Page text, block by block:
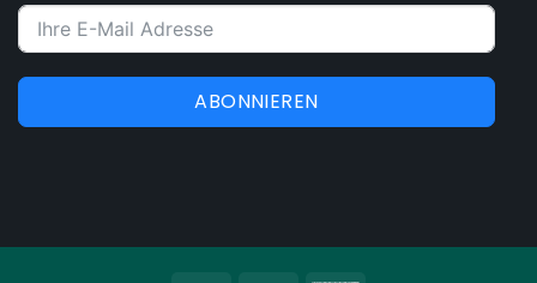
ABONNIEREN